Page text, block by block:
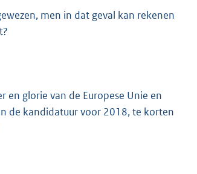
men in dat geval kan rekenen
glorie van de Europese Unie en
de kandidatuur voor 2018, te korten